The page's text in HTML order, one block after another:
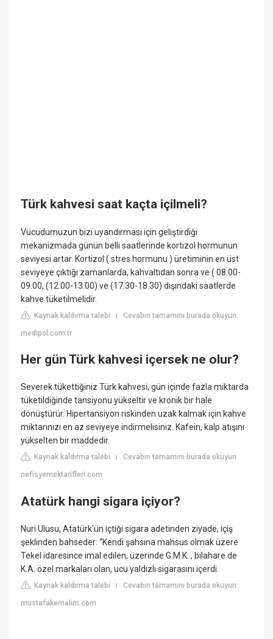
Türk kahvesi saat kaçta içilmeli?
Vücudumuzun bizi uyandırması için geliştirdiği
mekanizmada günün belli saatlerinde kortizol hormunun
seviyesi artar. Kortizol ( stres hormunu ) üretiminin en üst
seviyeye çıktığı zamanlarda, kahvaltıdan sonra ve ( 08.00-
09.00, (12.00-13.00) ve (17.30-18.30) dışındaki saatlerde
kahve tüketilmelidir.
Kaynak kaldırma talebi |Cevabın tamamını burada okuyun:
medipol.com.tr
Her gün Türk kahvesi içersek ne olur?
Severek tükettiğiniz Türk kahvesi, gün içinde fazla miktarda
tüketildiğinde tansiyonu yükseltir ve kronik bir hale
dönüştürür. Hipertansiyon riskinden uzak kalmak için kahve
miktarınızı en az seviyeye indirmelisiniz. Kafein, kalp atışını
yükselten bir maddedir.
Kaynak kaldırma talebi |Cevabın tamamını burada okuyun:
nefisyemektarifleri.com
Atatürk hangi sigara içiyor?
Nuri Ulusu, Atatürk'ün içtiği sigara adetinden ziyade, içiş
şeklinden bahseder: “Kendi şahsına mahsus olmak üzere
Tekel idaresince imal edilen, üzerinde G.M.K. , bilahare de
K.A. özel markaları olan, ucu yaldızlı sigarasını içerdi.
Kaynak kaldırma talebi |Cevabın tamamını burada okuyun:
mustafakemalim.com